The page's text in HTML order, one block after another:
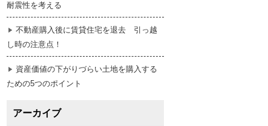
耐震性を考える
不動産購入後に賃貸住宅を退去 引っ越
し時の注意点！
資産価値の下がりづらい土地を購入する
ための5つのポイント
アーカイブ